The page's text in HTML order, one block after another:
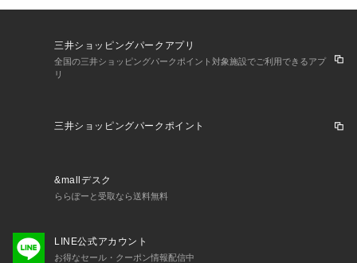
三井ショッピングパークアプリ
全国の三井ショッピングパークポイント対象施設でご利用できるアプ
リ
三井ショッピングパークポイント
&mallデスク
ららぽーと受取なら送料無料
LINE公式アカウント
お得なセール・クーポン情報配信中